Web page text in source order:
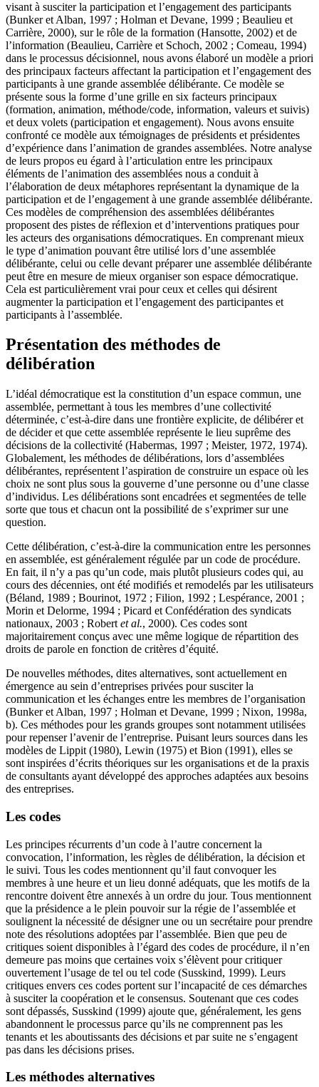
visant à susciter la participation et l’engagement des participants
(Bunker et Alban, 1997 ; Holman et Devane, 1999 ; Beaulieu et
Carrière, 2000), sur le rôle de la formation (Hansotte, 2002) et de
l’information (Beaulieu, Carrière et Schoch, 2002 ; Comeau, 1994)
dans le processus décisionnel, nous avons élaboré un modèle a priori
des principaux facteurs affectant la participation et l’engagement des
participants à une grande assemblée délibérante. Ce modèle se
présente sous la forme d’une grille en six facteurs principaux
(formation, animation, méthode/code, information, valeurs et suivis)
et deux volets (participation et engagement). Nous avons ensuite
confronté ce modèle aux témoignages de présidents et présidentes
d’expérience dans l’animation de grandes assemblées. Notre analyse
de leurs propos eu égard à l’articulation entre les principaux
éléments de l’animation des assemblées nous a conduit à
l’élaboration de deux métaphores représentant la dynamique de la
participation et de l’engagement à une grande assemblée délibérante.
Ces modèles de compréhension des assemblées délibérantes
proposent des pistes de réflexion et d’interventions pratiques pour
les acteurs des organisations démocratiques. En comprenant mieux
le type d’animation pouvant être utilisé lors d’une assemblée
délibérante, celui ou celle devant préparer une assemblée délibérante
peut être en mesure de mieux organiser son espace démocratique.
Cela est particulièrement vrai pour ceux et celles qui désirent
augmenter la participation et l’engagement des participantes et
participants à l’assemblée.
Présentation des méthodes de
délibération
L’idéal démocratique est la constitution d’un espace commun, une
assemblée, permettant à tous les membres d’une collectivité
déterminée, c’est-à-dire dans une frontière explicite, de délibérer et
de décider et que cette assemblée représente le lieu suprême des
décisions de la collectivité (Habermas, 1997 ; Meister, 1972, 1974).
Globalement, les méthodes de délibérations, lors d’assemblées
délibérantes, représentent l’aspiration de construire un espace où les
choix ne sont plus sous la gouverne d’une personne ou d’une classe
d’individus. Les délibérations sont encadrées et segmentées de telle
sorte que tous et chacun ont la possibilité de s’exprimer sur une
question.
Cette délibération, c’est-à-dire la communication entre les personnes
en assemblée, est généralement régulée par un code de procédure.
En fait, il n’y a pas qu’un code, mais plutôt plusieurs codes qui, au
cours des décennies, ont été modifiés et remodelés par les utilisateurs
(Béland, 1989 ; Bourinot, 1972 ; Filion, 1992 ; Lespérance, 2001 ;
Morin et Delorme, 1994 ; Picard et Confédération des syndicats
nationaux, 2003 ; Robert et al., 2000). Ces codes sont
majoritairement conçus avec une même logique de répartition des
droits de parole en fonction de critères d’équité.
De nouvelles méthodes, dites alternatives, sont actuellement en
émergence au sein d’entreprises privées pour susciter la
communication et les échanges entre les membres de l’organisation
(Bunker et Alban, 1997 ; Holman et Devane, 1999 ; Nixon, 1998a,
b). Ces méthodes pour les grands groupes sont notamment utilisées
pour repenser l’avenir de l’entreprise. Puisant leurs sources dans les
modèles de Lippit (1980), Lewin (1975) et Bion (1991), elles se
sont inspirées d’écrits théoriques sur les organisations et de la praxis
de consultants ayant développé des approches adaptées aux besoins
des entreprises.
Les codes
Les principes récurrents d’un code à l’autre concernent la
convocation, l’information, les règles de délibération, la décision et
le suivi. Tous les codes mentionnent qu’il faut convoquer les
membres à une heure et un lieu donné adéquats, que les motifs de la
rencontre doivent être annexés à un ordre du jour. Tous mentionnent
que la présidence a le plein pouvoir sur la régie de l’assemblée et
soulignent la nécessité de désigner une ou un secrétaire pour prendre
note des résolutions adoptées par l’assemblée. Bien que peu de
critiques soient disponibles à l’égard des codes de procédure, il n’en
demeure pas moins que certaines voix s’élèvent pour critiquer
ouvertement l’usage de tel ou tel code (Susskind, 1999). Leurs
critiques envers ces codes portent sur l’incapacité de ces démarches
à susciter la coopération et le consensus. Soutenant que ces codes
sont dépassés, Susskind (1999) ajoute que, généralement, les gens
abandonnent le processus parce qu’ils ne comprennent pas les
tenants et les aboutissants des décisions et par suite ne s’engagent
pas dans les décisions prises.
Les méthodes alternatives